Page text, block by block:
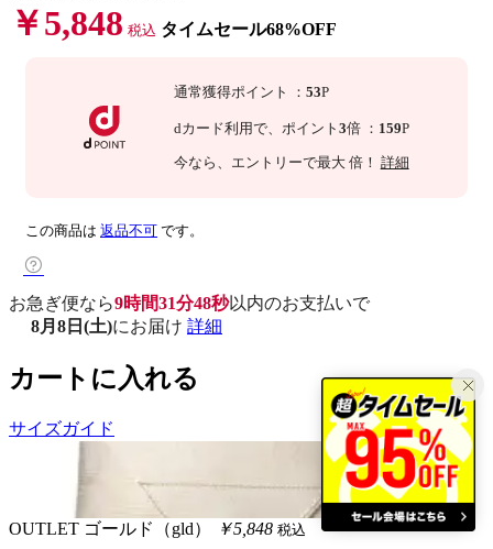
￥5,848 税込 タイムセール68%OFF
通常獲得ポイント ： 53P
dカード利用で、 ポイント 3倍 ： 159P
今なら 、エントリーで最大 倍！ 詳細
この商品は 返品不可 です。
お急ぎ便なら9時間31分47秒以内のお支払いで
8月8日(土)にお届け 詳細
カートに入れる
サイズガイド
OUTLET ゴールド（gld） ￥5,848 税込